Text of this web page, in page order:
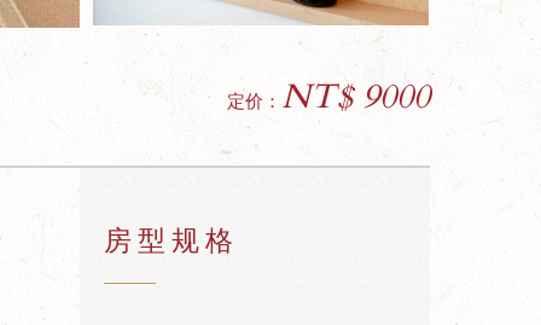
定价： NT$ 9000
房型规格